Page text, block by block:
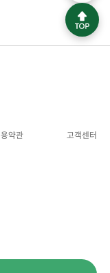
약관 고객센터